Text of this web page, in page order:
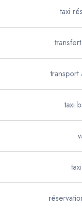
taxi
transport
taxi